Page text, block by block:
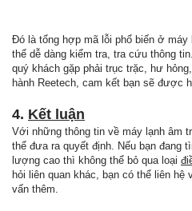
Đó là tổng hợp mã lỗi phổ biến ở máy
thể dễ dàng kiểm tra, tra cứu thông
quý khách gặp phải trục trặc, hư
hành Reetech, cam kết bạn sẽ được
4. Kết luận
Với những thông tin về máy lạnh âm
thể đưa ra quyết định. Nếu bạn đang
lượng cao thì không thể bỏ qua loại
hỏi liên quan khác, bạn có thể liên
vấn thêm.